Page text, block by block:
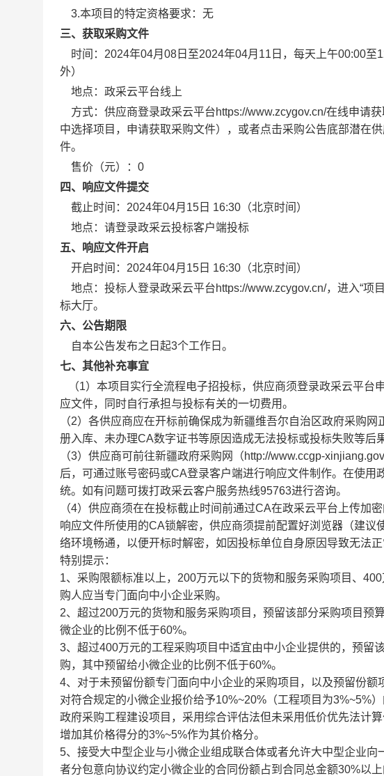
3.本项目的特定资格要求： 无
三、获取采购文件
时间： 2024年04月08日 至2024年04月11日 ，每天上午00:00至
外）
地点： 政采云平台线上
方式： 供应商登录政采云平台https://www.zcygov.cn/在线申请
中选择项目，申请获取采购文件），或者点击采购公告底部潜在
件。
售价（元）： 0
四、响应文件提交
截止时间： 2024年04月15日 16:30 （北京时间）
地点： 请登录政采云投标客户端投标
五、响应文件开启
开启时间： 2024年04月15日 16:30 （北京时间）
地点： 投标人登录政采云平台https://www.zcygov.cn/，进入“项
标大厅。
六、公告期限
自本公告发布之日起3个工作日。
七、其他补充事宜
（1）本项目实行全流程电子招投标，供应商须登录政采云平
应文件，同时自行承担与投标有关的一切费用。
（2）各供应商应在开标前确保成为新疆维吾尔自治区政府采购
册入库、未办理CA数字证书等原因造成无法投标或投标失败等后
（3）供应商可前往新疆政府采购网（http://www.ccgp-
后，可通过账号密码或CA登录客户端进行响应文件制作。在使
统。如有问题可拨打政采云客户服务热线95763进行咨询。
（4）供应商须在在投标截止时间前通过CA在政采云平台上传加
响应文件所使用的CA锁解密，供应商须提前配置好浏览器（建
络环境畅通，以便开标时解密，如因投标单位自身原因导致无法
特别提示：
1、采购限额标准以上，200万元以下的货物和服务采购项目、
购人应当专门面向中小企业采购。
2、超过200万元的货物和服务采购项目，预留该部分采购项目预
微企业的比例不低于60%。
3、超过400万元的工程采购项目中适宜由中小企业提供的，预留
购，其中预留给小微企业的比例不低于60%。
4、对于未预留份额专门面向中小企业的采购项目，以及预留份
对符合规定的小微企业报价给予10%~20%（工程项目为3%~5%
政府采购工程建设项目，采用综合评估法但未采用低价优先法计
增加其价格得分的3%~5%作为其价格分。
5、接受大中型企业与小微企业组成联合体或者允许大中型企业
者分包意向协议约定小微企业的合同份额占到合同总金额30%以